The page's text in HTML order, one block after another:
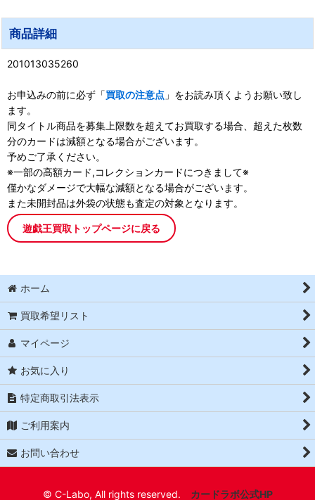
商品詳細
201013035260
お申込みの前に必ず「買取の注意点 」をお読み頂くようお願い致し
ます。
同タイトル商品を募集上限数を超えてお買取する場合、超えた枚数
分のカードは減額となる場合がございます。
予めご了承ください。
※一部の高額カード,コレクションカードにつきまして※
僅かなダメージで大幅な減額となる場合がございます。
また未開封品は外袋の状態も査定の対象となります。
遊戯王買取トップページに戻る
ホーム
買取希望リスト
マイページ
お気に入り
特定商取引法表示
ご利用案内
お問い合わせ
© C-Labo, All rights reserved. カードラボ公式HP